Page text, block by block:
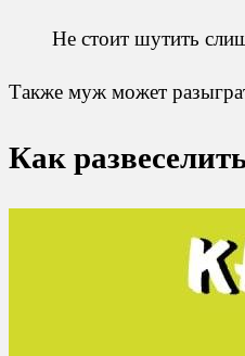
Не стоит шутить
Также муж может
Как